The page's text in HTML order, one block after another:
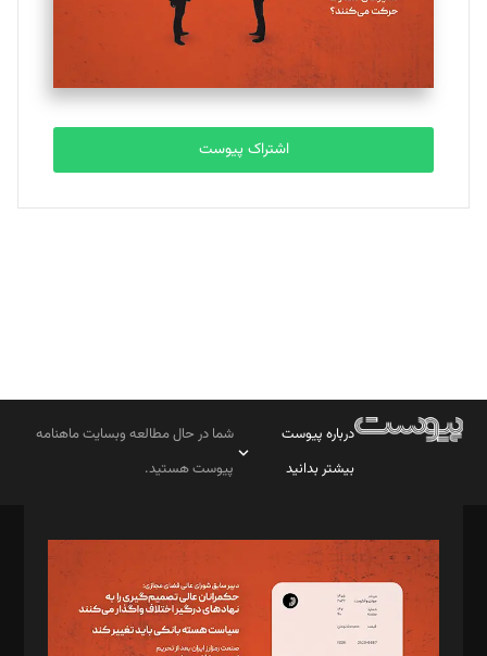
اشتراک پیوست
درباره پیوست
بیشتر بدانید
شما در حال مطالعه وبسایت ماهنامه
پیوست هستید.
مدیر مسئول: محمدباقر اثنی‌عشری
سردبیر: مهرک محمودی
دبیر تحریریه: میثم قاسمی
د‌بیر ناداستان: سمانه سمیع